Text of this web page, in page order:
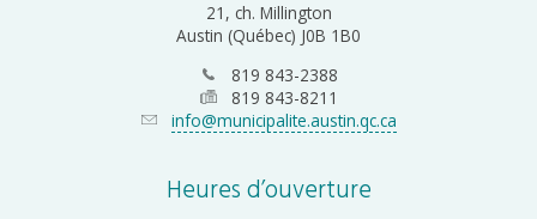
21, ch. Millington
Austin (Québec) J0B 1B0
819 843-2388
819 843-8211
info@municipalite.austin.qc.ca
Heures d’ouverture